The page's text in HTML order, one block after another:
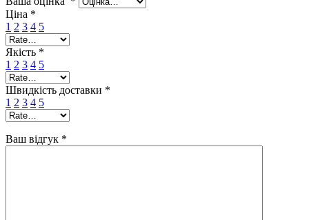
Ціна *
1 2 3 4 5
Якість *
1 2 3 4 5
Швидкість доставки *
1 2 3 4 5
Ваш відгук *